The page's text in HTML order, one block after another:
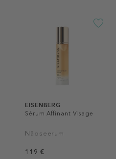
EISENBERG
Sérum Affinant Visage
Näoseerum
119 €